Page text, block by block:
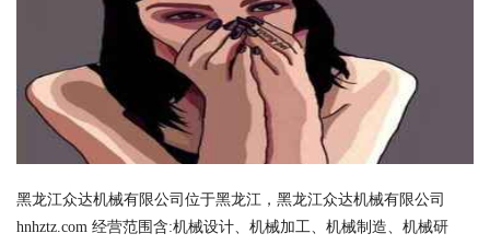
黑龙江众达机械有限公司位于黑龙江，黑龙江众达机械有限公司
hnhztz.com 经营范围含:机械设计、机械加工、机械制造、机械研